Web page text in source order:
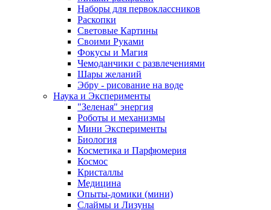
Наборы для первоклассников
Раскопки
Световые Картины
Своими Руками
Фокусы и Магия
Чемоданчики с развлечениями
Шары желаний
Эбру - рисование на воде
Наука и Эксперименты
"Зеленая" энергия
Роботы и механизмы
Мини Эксперименты
Биология
Косметика и Парфюмерия
Космос
Кристаллы
Медицина
Опыты-домики (мини)
Слаймы и Лизуны